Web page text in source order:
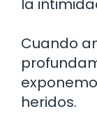
la
Cuando
heridos.